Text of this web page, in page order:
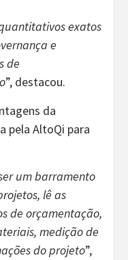
exatos
e
de
”, destacou.
da
pela AltoQi para
um barramento
lê as
de orçamentação,
medição de
do projeto”,